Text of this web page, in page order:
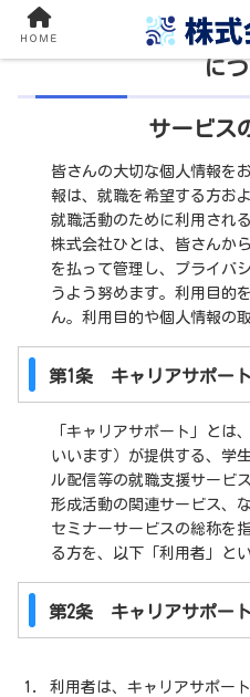
サービスの利用規約
に
サービス
皆さんの大切な個人情報を
報は、就職を希望する方お
就職活動のために利用され
株式会社ひとは、皆さんか
を払って管理し、プライバ
うよう努めます。利用目的
ん。利用目的や個人情報の
第1条 キャリアサポート
「キャリアサポート」とは
いいます）が提供する、学
ル配信等の就職支援サービ
形成活動の関連サービス、
セミナーサービスの総称を
る方を、以下「利用者」と
第2条 キャリアサポー
利用者は、キャリアサポー
ＨＯＭＥ